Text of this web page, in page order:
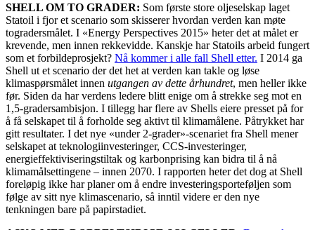
SHELL OM TO GRADER: Som første store oljeselskap laget
Statoil i fjor et scenario som skisserer hvordan verden kan møte
togradersmålet. I «Energy Perspectives 2015» heter det at målet er
krevende, men innen rekkevidde. Kanskje har Statoils arbeid fungert
som et forbildeprosjekt? Nå kommer i alle fall Shell etter. I 2014 ga
Shell ut et scenario der det het at verden kan takle og løse
klimaspørsmålet innen utgangen av dette århundret, men heller ikke
før. Siden da har verdens ledere blitt enige om å strekke seg mot en
1,5-gradersambisjon. I tillegg har flere av Shells eiere presset på for
å få selskapet til å forholde seg aktivt til klimamålene. Påtrykket har
gitt resultater. I det nye «under 2-grader»-scenariet fra Shell mener
selskapet at teknologiinvesteringer, CCS-investeringer,
energieffektiviseringstiltak og karbonprising kan bidra til å nå
klimamålsettingene – innen 2070. I rapporten heter det dog at Shell
foreløpig ikke har planer om å endre investeringsporteføljen som
følge av sitt nye klimascenario, så inntil videre er den nye
tenkningen bare på papirstadiet.